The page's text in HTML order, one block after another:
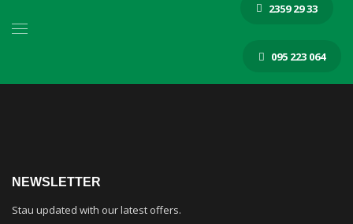
2359 29 33
095 223 064
NEWSLETTER
Stau updated with our latest offers.